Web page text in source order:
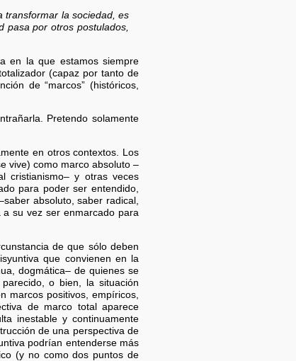
transformar la sociedad, es
pasa por otros postulados,
en la que estamos siempre
(capaz por tanto de
de “marcos” (históricos,
Pretendo solamente
en otros contextos. Los
vive) como marco absoluto –
cristianismo– y otras veces
para poder ser entendido,
absoluto, saber radical,
su vez ser enmarcado para
de que sólo deben
que convienen en la
dogmática– de quienes se
o bien, la situación
marcos positivos, empíricos,
de marco total aparece
inestable y continuamente
de una perspectiva de
podrían entenderse más
(y no como dos puntos de